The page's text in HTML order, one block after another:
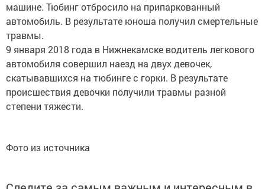
машине. Тюбинг отбросило на припаркованный
автомобиль. В результате юноша получил смертельные
травмы.
9 января 2018 года в Нижнекамске водитель легкового
автомобиля совершил наезд на двух девочек,
скатывавшихся на тюбинге с горки. В результате
происшествия девочки получили травмы разной
степени тяжести.
Фото из источника